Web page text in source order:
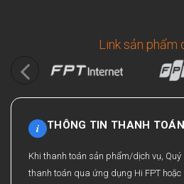
Link sản phẩm
i THÔNG TIN THANH
Khi thanh toán sản phẩm/dịch vụ, Quý
thanh toán qua ứng dụng Hi FPT hoặc